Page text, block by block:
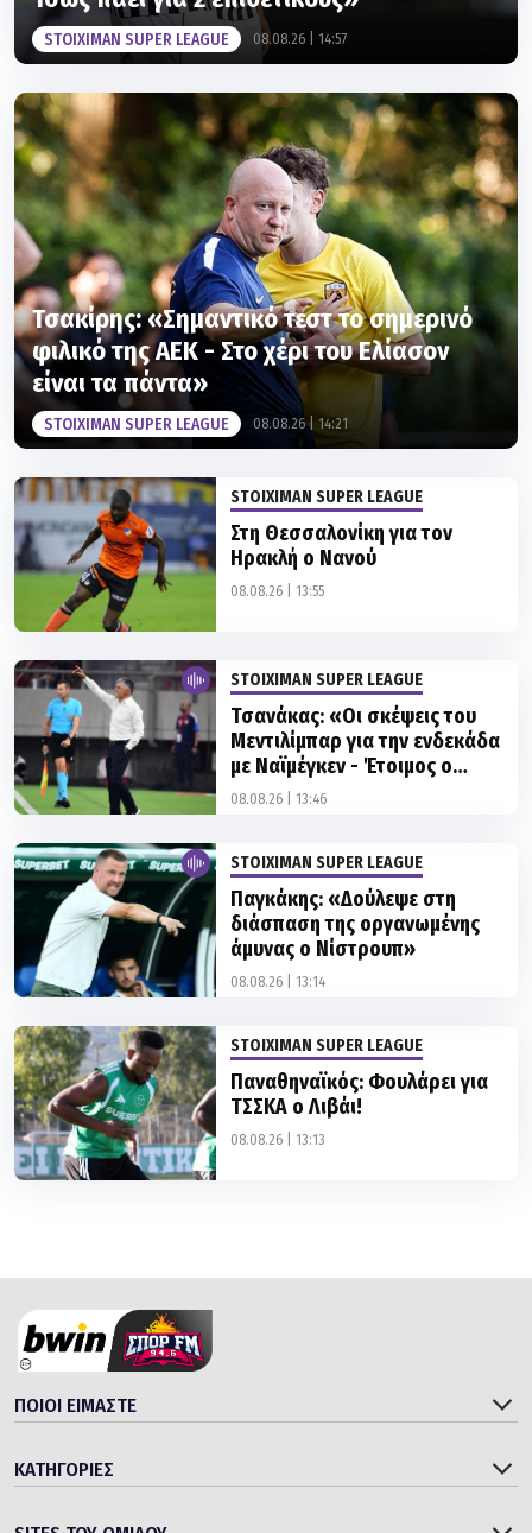
Τσακίρης: «Σημαντικό τεστ το σημερινό
φιλικό της ΑΕΚ - Στο χέρι του Ελίασον
είναι τα πάντα»
STOIXIMAN SUPER LEAGUE 08.08.26 | 14:21
STOIXIMAN SUPER LEAGUE
Ηρακλή ο Νανού
08.08.26 | 13:55
Μεντιλίμπαρ για την ενδεκάδα
με Ναϊμέγκεν - Έτοιμος ο
Έσε»
08.08.26 | 13:46
STOIXIMAN SUPER LEAGUE
διάσπαση της οργανωμένης
άμυνας ο Νίστρουπ»
08.08.26 | 13:14
STOIXIMAN SUPER LEAGUE
ΤΣΣΚΑ ο Λιβάι!
08.08.26 | 13:13
ΠΟΙΟΙ ΕΙΜΑΣΤΕ
ΚΑΤΗΓΟΡΙΕΣ
SITES ΤΟΥ ΟΜΙΛΟΥ